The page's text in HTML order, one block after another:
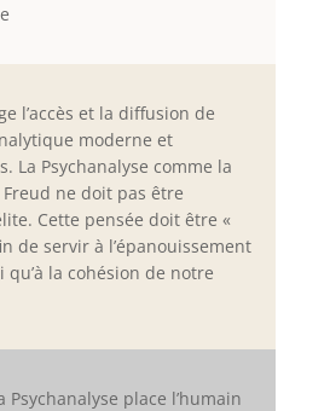
l’accès et la diffusion de
moderne et
La Psychanalyse comme la
ne doit pas être
Cette pensée doit être «
de servir à l’épanouissement
qu’à la cohésion de notre
Psychanalyse place l’humain